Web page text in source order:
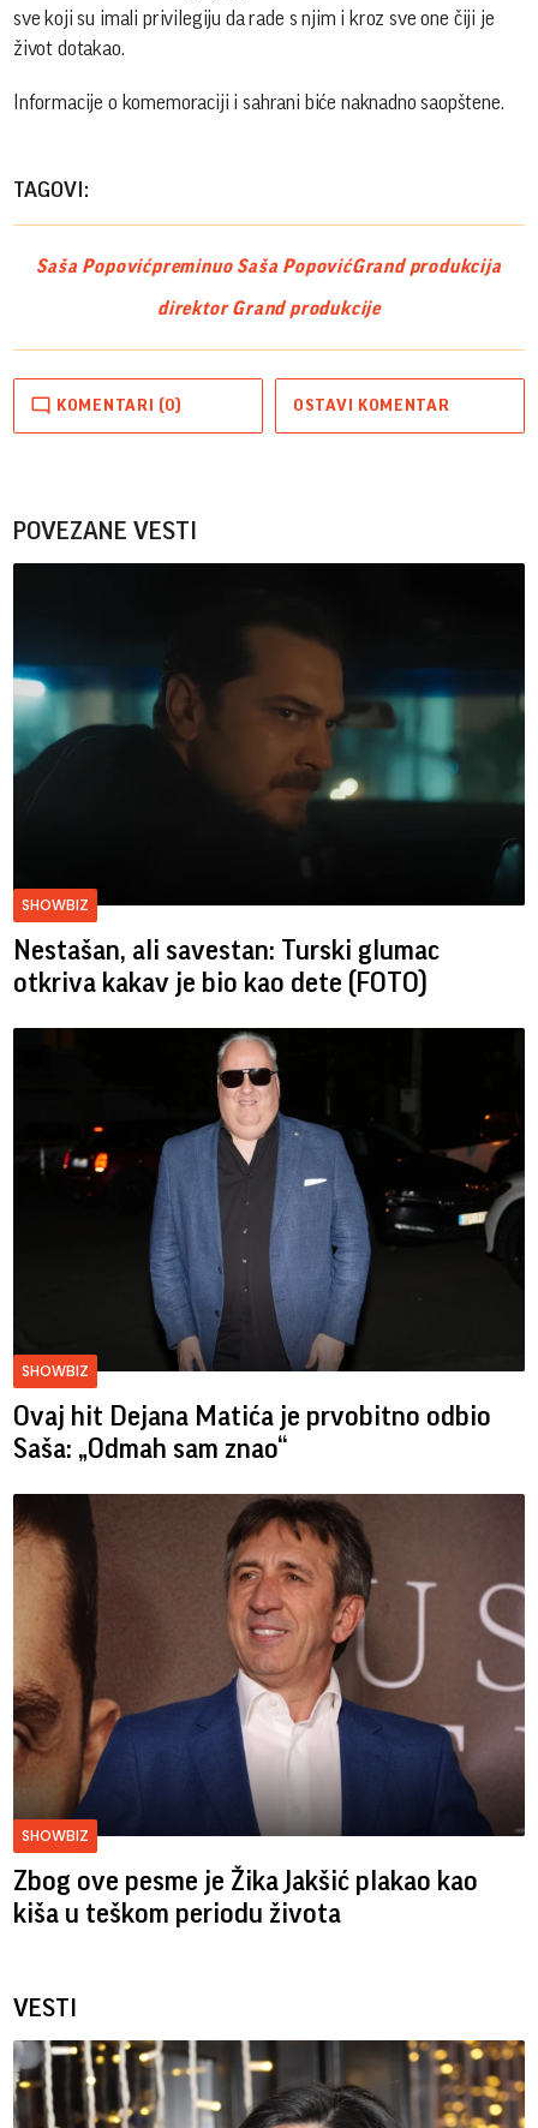
sve koji su imali privilegiju da rade s njim i kroz sve one čiji je
život dotakao.
Informacije o komemoraciji i sahrani biće naknadno saopštene.
TAGOVI:
Saša Popovićpreminuo Saša PopovićGrand produkcija
direktor Grand produkcije
KOMENTARI (0) OSTAVI KOMENTAR
POVEZANE VESTI
SHOWBIZ
Nestašan, ali savestan: Turski glumac
otkriva kakav je bio kao dete (FOTO)
SHOWBIZ
Ovaj hit Dejana Matića je prvobitno odbio
Saša: „Odmah sam znao“
SHOWBIZ
Zbog ove pesme je Žika Jakšić plakao kao
kiša u teškom periodu života
VESTI